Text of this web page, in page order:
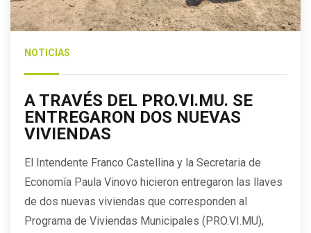
NOTICIAS
A TRAVÉS DEL PRO.VI.MU. SE
ENTREGARON DOS NUEVAS
VIVIENDAS
El Intendente Franco Castellina y la Secretaria de
Economía Paula Vinovo hicieron entregaron las llaves
de dos nuevas viviendas que corresponden al
Programa de Viviendas Municipales (PRO.VI.MU),